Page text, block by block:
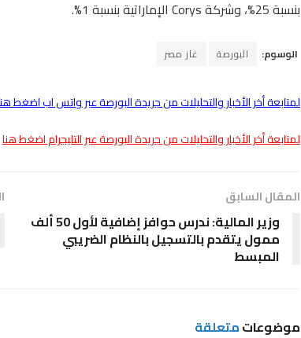
بنسبة 25%، وشركة Corys الإماراتية بنسبة 1%.
الوسوم: البورصة غاز مصر
لمتابعة أخر الأخبار والتحليلات من جريدة البورصة عبر واتس اب اضغط
لمتابعة أخر الأخبار والتحليلات من جريدة البورصة عبر التليجرام اضغط هنا
المقال السابق
وزير المالية: ندرس حوافز إضافية لأول 50 ألف
ممول يتقدم بالتسجيل بالنظام الضريبي
المبسط
موضوعاتمتعلقة